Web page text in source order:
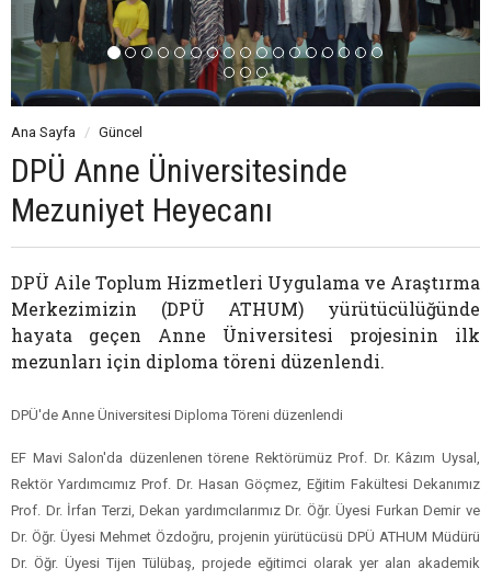
Ana Sayfa Güncel
DPÜ Anne Üniversitesinde
Mezuniyet Heyecanı
DPÜ Aile Toplum Hizmetleri Uygulama ve Araştırma
Merkezimizin (DPÜ ATHUM) yürütücülüğünde
hayata geçen Anne Üniversitesi projesinin ilk
mezunları için diploma töreni düzenlendi.
DPÜ'de Anne Üniversitesi Diploma Töreni düzenlendi
EF Mavi Salon'da düzenlenen törene Rektörümüz Prof. Dr. Kâzım Uysal,
Rektör Yardımcımız Prof. Dr. Hasan Göçmez, Eğitim Fakültesi Dekanımız
Prof. Dr. İrfan Terzi, Dekan yardımcılarımız Dr. Öğr. Üyesi Furkan Demir ve
Dr. Öğr. Üyesi Mehmet Özdoğru, projenin yürütücüsü DPÜ ATHUM Müdürü
Dr. Öğr. Üyesi Tijen Tülübaş, projede eğitimci olarak yer alan akademik